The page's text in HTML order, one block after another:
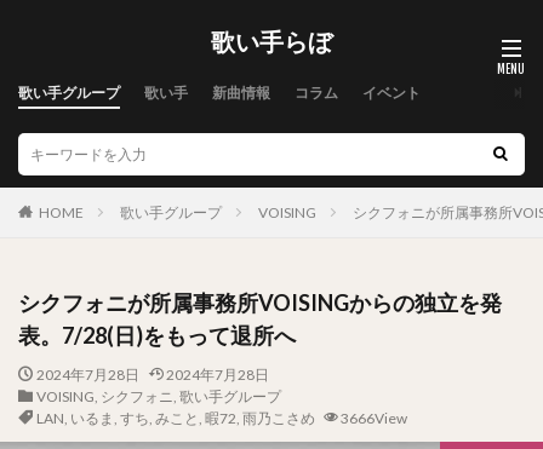
歌い手らぼ
歌い手グループ 歌い手 新曲情報 コラム イベント
HOME 歌い手グループ VOISING シクフォニが所属事務所
シクフォニが所属事務所VOISINGからの独立を発
表。7/28(日)をもって退所へ
2024年7月28日
2024年7月28日
VOISING, シクフォニ, 歌い手グループ
LAN, いるま , すち, みこと , 暇72, 雨乃こさめ 3666View